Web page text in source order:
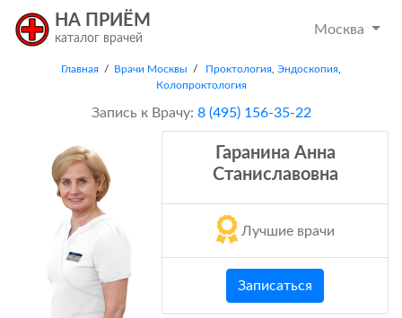
НА ПРИЁМ
каталог врачей
Москва
Главная / Врачи Москвы / Проктология Эндоскопия
Колопроктология
Запись к Врачу: 8 (495) 156-35-22
Гаранина Анна
Станиславовна
Лучшие врачи
Записаться